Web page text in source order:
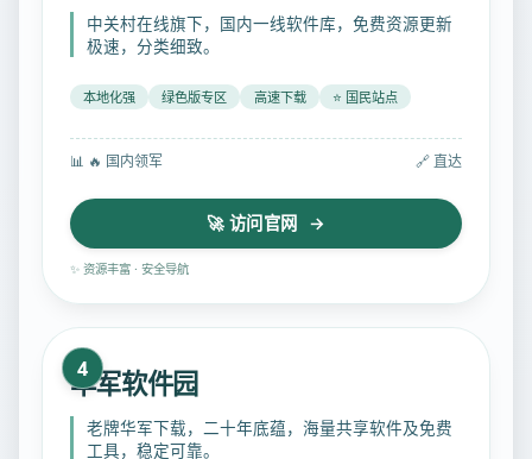
中关村在线旗下，国内一线软件库，免费资源更新
极速，分类细致。
本地化强 绿色版专区 高速下载 ⭐ 国民站点
📊 🔥 国内领军 🔗 直达
🚀 访问官网 →
✨ 资源丰富 · 安全导航
4
华军软件园
老牌华军下载，二十年底蕴，海量共享软件及免费
工具，稳定可靠。